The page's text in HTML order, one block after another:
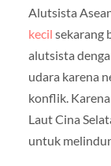
Alutsista
kecil sekarang
alutsista
udara karena
konflik.
Laut Cina
untuk